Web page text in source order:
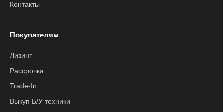
Контакты
Покупателям
Лизинг
Рассрочка
Trade-In
Выкуп Б/У техники